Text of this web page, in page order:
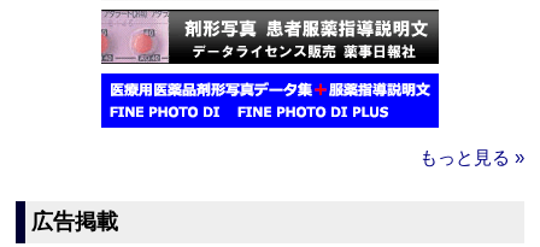
もっと見る »
広告掲載